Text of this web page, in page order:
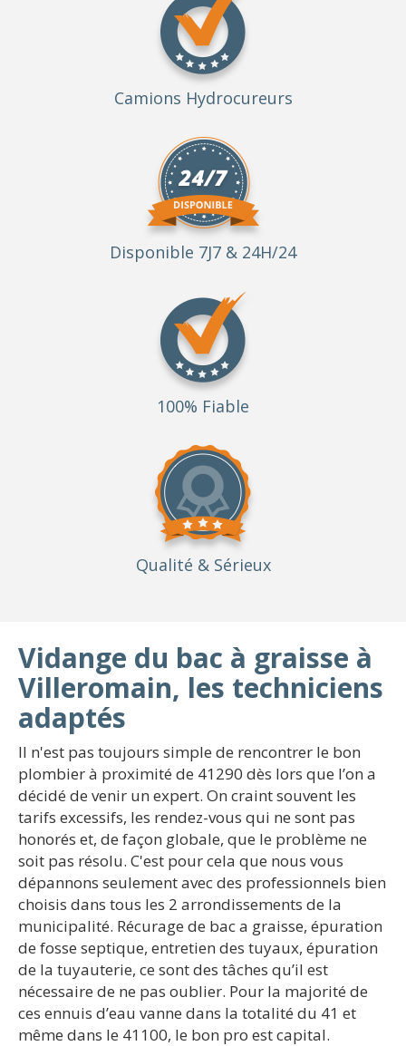
Camions Hydrocureurs
Disponible 7J7 & 24H/24
100% Fiable
Qualité & Sérieux
Vidange du bac à graisse à
Villeromain, les techniciens
adaptés
Il n'est pas toujours simple de rencontrer le bon
plombier à proximité de 41290 dès lors que l’on a
décidé de venir un expert. On craint souvent les
tarifs excessifs, les rendez-vous qui ne sont pas
honorés et, de façon globale, que le problème ne
soit pas résolu. C'est pour cela que nous vous
dépannons seulement avec des professionnels bien
choisis dans tous les 2 arrondissements de la
municipalité. Récurage de bac a graisse, épuration
de fosse septique, entretien des tuyaux, épuration
de la tuyauterie, ce sont des tâches qu’il est
nécessaire de ne pas oublier. Pour la majorité de
ces ennuis d’eau vanne dans la totalité du 41 et
même dans le 41100, le bon pro est capital.